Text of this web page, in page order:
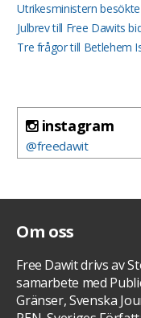
Utrikesministern
Julbrev till Free Dawits
Tre frågor till Betlehem
instagram
@freedawit
Om oss
Free Dawit drivs av
samarbete med
Gränser, Svenska